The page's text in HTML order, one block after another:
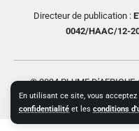
En utilisant ce site, vous acceptez
confidentialité et les conditions
Directeur de publication :
0042/HAAC/12-
© 2024 PLUME